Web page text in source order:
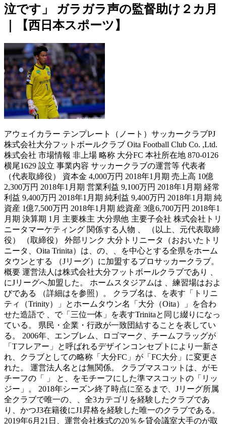
泣です」 ガラガラ声の監督助け２カ月
｜【西日本スポーツ】
アウェイカラー テンプレート（ノート）サッカークラブPJ 株式会社大分フットボールクラブ Oita Football Club Co. ,Ltd. 株式会社 市場情報 非上場 略称 大分FC 本社所在地 870-0126 横尾1629 設立 事業内容 サッカークラブの運営等 代表者 （代表取締役） 資本金 4,000万円 2018年1月期 売上高 10億2,300万円 2018年1月期 営業利益 9,100万円 2018年1月期 経常利益 9,400万円 2018年1月期 純利益 9,400万円 2018年1月期 純資産 1億7,500万円 2018年1月期 総資産 3億6,700万円 2018年1月期 決算期 1月 主要株主 大分県他 主要子会社 株式会社トリニータマーケティング 関係する人物 、 （以上、元代表取締役） （取締役） 外部リンク 大分トリニータ（おおいたトリニータ、Oita Trinita）は、の、、を中心とする全県をホームタウンとする （Jリーグ）に加盟するプロサッカークラブ。 概要 運営法人は株式会社大分フットボールクラブであり 、にJリーグへ加盟した。 ホームスタジアムは 、練習場はおよびである （詳細はを参照）。 クラブ名は、を表す「トリニティ（Trinity）」とホームタウン名「大分（Oita）」を合わせた造語で 、で「三位一体」を表すTrinitaと同じ綴りになっている。 県民・企業・行政が一致団結することを表している。 2006年、エンブレム、ロゴマーク、チームフラッグが「Tフレアー」と呼ばれるデザインコンセプトにより一新され、クラブとしての略称「大分FC」が「FC大分」に変更された。 運営法人名とは無関係。 クラブマスコットは、がモチーフの「 」 と、をモチーフにした準マスコットの「リッジー」。 2018年シーズン終了時点に至るまで、Jリーグ所属全クラブで唯一の、、全3カテゴリを経験したクラブであり、かつJ3在籍後にJ1昇格を経験した唯一のクラブである。 2019年6月21日、運営会社株式の20％を貸会議室大手のが取得して筆頭株主となり、資本・業務提携した。 歴史 Jリーグ加盟前 に任意団体「大分フットボールクラブ」として発足。 競技登録上のチーム名は「大分」または「大分FC」で、「大分トリニティ」という愛称が付けられた。 （当時は1部リーグのみ）とを連覇してに（地元で開催）で2位に入り、発足から2年で（旧JFL）へ昇格。 当初は、と韓国人監督の下、外国籍選手についても元の、などを中心としたチームだった。 1998年、ブラジル人監督の （）を招聘し、外国籍選手にを補強。 JFL最後のシーズンは6位であった。 1999年 - 2002年（J2） 1999年に運営法人となる株式会社大分フットボールクラブを設立。 1999年から発足した（J2）に初年度から参加した。 なお、「トリニティ」の名前が登録の関係で正式なチーム名として使えないため、同年より「 大分トリニータ」へ改称した。 監督に前監督のが就任。 J2初年度から昇格争いに加わるが、・とも2年連続で2位との勝ち点差1の3位で昇格を逃した。 はシーズン当初より不振で5月に石崎を監督より解任し、が後任の監督に就任。 最終節まで昇格を争うところまで持ち直したが、結局6位に終わった。 小林が続投したは、、、などのライバルチームの選手を補強し、前年作り上げた堅守速攻を武器に序盤から首位を独走。 J2優勝とJ1昇格を果たした。 また、最終節で史上初のJ2通算100勝を達成した。 J1昇格1年目となったシーズンは、の、前年得点王のなどの選手を補強した。 守備はある程度通用したものの、ロドリゴは期待されたような活躍は出来ずシーズン途中で退団。 前年チーム得点王のアンドラジーニャも得点をあげる事ができずシーズン途中にに移籍した。 その結果、ストライカーが不在となり深刻な得点力不足に陥りチームも低迷。 シーズン半ばに3年振りの復帰となるなど多くの外国人FWを補強するも得点力不足は改善されず、2ndステージは15試合で失点数はリーグ最少の16ながら、得点は7に留まった。 最終節の15位・戦は、大分勝利、引き分けの場合は大分の残留、大分負けの場合は仙台が残留と両チームのJ1残留をかけた直接対決となった。 大分サポーターは勿論、アウェイ・仙台サポーターもホーム・に多数詰め掛け、観客数は3万人を超えた。 試合は前半15分にのゴールで先制。 後半に入り仙台に同点にされたが、勝ち越しは許さず1-1の引き分けで試合終了。 年間順位14位（1stステージ14位、2ndステージ16位）でJ1に残留した。 なお、小林は成績不振の責任をとりこの年限りで辞任した。 なお、前年度のゲームキャプテンを務め、守備の要として活躍したが退団し、、などが他クラブに移籍した。 補強面では元ブラジル代表のFWを完全移籍で、から、から を期限付き移籍で獲得した他、新加入選手としてらが入団。 大分U-18から、が昇格した。 しかしドドは15試合で3得点に留まり（結局ドドは前年加入したDFパトリックと共にシーズン途中で加入した、と入れ替わりで退団）、スタートダッシュに失敗し下位に低迷。 その後一時は順位を最高8位まで上げるも、主将の怪我の影響もあり再び失速。 との最下位争いから抜け出せず、直接対決でも1-2で敗戦するなど不振が続いた為、皇甫を付で解任。 後任にはが就任した。 初采配となった戦を2-1で勝利すると、そこから6戦負け無し（5勝1分）を記録するなど勝利を積み上げ、当初に掲げていた「残り12試合で勝ち点18」の目標をわずか8試合（6勝1敗1分け、勝ち点19）で達成、目標を7位に修正するほどの急速的な復調を遂げた。 この出来事は「シャムスカマジック」と呼ばれた。 の戦に1-1で引き分けたことでJ1残留が決定。 最終順位は過去3年間で最高の11位となった。 が現役を引退した他、チーム得点王のマグノ・アウベス、主将を務めていた吉田孝行など半数近くの選手が他クラブに移籍、または戦力外となった。 補強面ではから、から元日本代表のらを獲得。 新加入選手として、が入団し、大分U-18から、が昇格。 25人という少数精鋭でシーズンに臨んだ。 序盤戦は3連敗を喫するなど黒星が先行し、一時はシーズン14位に順位を落としたが、その後は調子を上げ第11節戦から第14節戦にかけて4連勝を記録。 第16節戦から第22節戦にかけては7戦負けなしで、第21節には「この年のリーグ王者である浦和から白星をあげるなど6位に浮上。 シーズン前に掲げた目標を「8位以内」から「4位以内」に修正し10月にJ1残留を決めた。 ただその後は再び3連敗を記録するなど3勝2分7敗と失速し、最終節の戦に敗れた事でシーズン成績は8位となり賞金圏内の7位以内を逃した。 また、チーム創設以来初めて、にと、後にも招集され、梅崎と高松は公式戦にも出場を果たした。 、が退団し、が・に期限付き移籍するなど7選手が退団。 補強面では、、、ら8選手が新たに加入した。 しかし、新加入のマラニョン・宮沢が共にスタメン出場した開幕2試合が共に未勝利に終わると、その後は宮沢は翌第3節でスタメン落ち、マラニョンは後にシーズン半ばで退団となった。 その後はなど、様々な選手を起用するも第7節 戦で0-5、第8節 戦で0-4と、大量失点で負ける試合も少なくなかった。 第13節には最下位のにも1-2で敗北を喫した。 シーズン途中に（より期限付き移籍）、梅崎（グルノーブルより復帰）が加入した後も勝ち点を伸ばせず、前半戦（第18節）終了時点で自動降格圏内である17位と低迷した。 J1残留のために後半戦をと銘打ち、新潟から、元の、そして半年ぶり、3度目の加入となるエジミウソンを獲得。 その結果、後半戦はチーム状態が回復し、順調に白星を重ねるようになる。 中でも第31節は同じく残留争いをしていたとの直接対決で1-1の後半44分にの大分移籍後初得点となるゴールで逆転勝利。 第33節 戦を1-0で勝利し、J1残留を確定させた。 2008年 チームスローガン： One Heart,Big Challenge シャムスカ体制4年目。 シーズン前に、、、が他クラブに移籍するなど9選手が退団。 その穴を埋めるべくより、前のらを獲得し、大分U-18から、ら4選手が昇格した。 また、この年に大分初のクラブマスコットキャラクターとなるが誕生した。 シーズン前の練習中に家長が全治6か月の大ケガを負ったが、その代役に抜擢された2年目のが活躍。 ・・の3バックラインとエジミウソン・ホベルトのボランチコンビ、そしてGKとの連携は成熟されリーグトップレベルの堅守を見せた（の「」とクラブマスコットであるカメのニータンを掛け合わせ「 カメナチオ」と呼称 ）。 その堅守を武器にでは、予選GLを2位でクラブ初の突破を果たすと、決勝トーナメントはそのままの勢いで、を破り、決勝・戦もとウェズレイのゴールで2-0のスコアで勝利し、優勝を果たした（クラブ初そして九州のチーム初のタイトル）。 一方、リーグ戦も終盤まで優勝争いに加わり、チーム歴代最高の4位・勝点56でシーズンを終えた。 総失点数はJ1過去最少の24失点（1試合平均0. 706点）となった。 また、ホームゲーム6連勝やホームゲーム13試合連続不敗を記録するなどホームである（当時）で圧倒的な相性の良さをみせた。 ただ、得点数は伸び悩みリーグ戦で3得点以上を記録した試合は僅か2試合に終わり、リーグワースト2位の33得点（1試合平均0. 971点）となった。 2009年 チームスローガン： One Heart,Big Challenge シャムスカ体制5年目。 からが期限付き移籍で加入し、と、が期限付き移籍より復帰。 一方で期限付き移籍で加入していた等が退団した。 シーズン開幕前に開催されたにナビスコカップ優勝チームとして出場し3位となる。 リーグ戦では、チーム始動が遅くフィジカルトレーニングが十分に行えなかったことや 、九州石油ドームの芝の張り替えに失敗し芝の状態が不安定だった影響による怪我や累積警告で、多くの主力選手の欠場が相次ぎ最下位に低迷。 5月23日の戦で敗戦を喫したことで10連敗となり、延長戦が廃止された2003年以降のJ1では、2007年の横浜FCの9連敗を抜いてワースト記録となった。 その後は連敗数は14まで続き、1勝1分15敗（勝ち点 4）の最下位でシーズンを折り返した。 このため、7月14日に成績不振によりシャムスカを解任。 後任に元広島コーチのが就任した。 同月18日の第18節・戦ではポポヴィッチの役員登録が完了するまでの処置として強化部のが暫定監督を務め、1-0で浦和に勝利。 これで連敗を14で止め、3月21日の第3節・戦以来の勝ち点、3月14日の第2節・戦以来の勝ち星をあげた。 その後9月13日の戦からシーズン終了まで10戦負けなし、またこれまでリーグ戦未勝利だったにも初勝利をあげるなど復調を遂げたが、前半戦の成績が響き残留圏内まで浮上するには至らず、第30節の京都戦（勝利が残留の）に引き分けた事でリーグ戦4試合を残し8シーズンぶりのJ2降格が決定した。 一方、連覇を懸け望んだは無敗であったものの、1勝5分と勝ち点3を積み上げる事ができず予選敗退となった。 また8月5日にはが開催され、王者・と対戦し、1-2で敗れた。 強化運営費も例外ではなく、監督のポポヴィッチをはじめ、、、など主力を中心にチームの半数近くの選手・スタッフを放出。 監督には前副社長のが2005年以来5年ぶりに就任。 補強はユース・大卒選手を3人獲得、更に現役であった、ベテランDFのの二人の韓国人選手を期限付き移籍で獲得、また一度は戦力外となった選手の再契約などで選手の人数を補った。 しかし、監督の皇甫の年俸が経営危機の中であるにも関わらず高額である事、本年契約する見込みだったの契約解除に伴う高額な違約金負担（しかし、これは彼の移籍先である仙台に一部を負担させたと見られている）と、財政運営の見込みが甘かった（中期決算発表で黒字化の見込みと出していた）ことにより運営資金のショートが翌年の1月中に発生してしまう事態に陥った。 県の緊急融資でなんとか乗り切るが、財政が芳しくない大分県からの融資には県民からの批判の声が挙がった。 開幕当初こそキムの5試合6得点という活躍もあり上位につけていたが、からの戦で12試合ぶりの勝利を挙げるまで約3か月間勝ち星無し。 その後17試合で4勝にとどまり、J2過去最低 当時 の15位に終わった。 また、この年限りで皇甫が監督を退任した。 、韓国代表メンバー23人にキム・ボギョンが選出された。 大分に在籍する選手がワールドカップの代表メンバーに選出されるのは史上初であった。 オフにキム・ボギョンがレンタル元のに復帰、更に前年から続く経営危機の影響で、、そしてがJ1クラブに完全移籍し、高松がに期限付き移籍した。 補強はから大卒1年目のと、からなどの若手選手を獲得した。 また・元COOの竹内孝規と1年間のクラブアドバイザー契約を締結した。 シーズン途中からフォーメーションを3-4-3に変更し、FWのやがサイドで起用されたり、DFのがFW、ボランチのがCBで起用されたりと多くの選手を様々なポジションにコンバートさせリーグを戦った。 また、やがそれぞれ自己最高の成績を残すなど若手が台頭。 なお、J2シーズン成績は12位。 天皇杯は3回戦で敗退した。 昨シーズンクラブの主軸として活躍した前田、姜がJ1クラブに移籍したものの、森島、土岐田らその他の主力選手の引き止めには成功し流出を少数にとどめた。 補強では、から元日本代表のを獲得し、にレンタル移籍していた高松が復帰した。 後はより3人の若手選手をレンタル加入させるなど前年と同じく多くの若手選手を獲得した。 また、5月、「J1昇格支援募金」を開始した（後述）。 開幕戦は2007年以来のホームスタジアムでの開催となった。 リーグ戦では第21節、アウェイでを破り、初勝利を挙げ同時に6年ぶりの4連勝を達成した。 第23節に首位に立ったものの自動昇格となる2位以内に入ったのはその1節のみだった。 とはいえ、3連敗以上の連敗をしないなどシーズンを通じて安定した戦いを見せ、第18節以降圏内である6位以内を最終節までキープした（最終順位は6位）。 J1ライセンス交付の条件とされていた、後述の「」からの融資残額3億円についても、5月下旬から一般市民や地元政財界に支援を募り、集まった寄付金・支援金計3億3,306万1,323円から返済期限とされた10月12日までに完済したため 、PO進出が決まった。 11月18日のPO準決勝はに森島が4ゴールを決めて4-0で、11月23日のPO決勝は千葉にのゴールで1-0で勝利を収めて、2009年以来4年ぶりのJ1復帰を果たした。 天皇杯は初戦（2回戦）でに敗退。 リーグ戦チーム最多タイの14得点のとがからの期限付き移籍期間満了により退団し、他にも、等がチームを離れた。 一方、補強ではより元日本代表の、より2009年以来の復帰となるを獲得。 その他にも、、と30代手前～前半の年齢の選手を中心に、合わせて9選手が加入した。 また、シーズン途中に今季加入の、小松を他クラブに期限付き移籍で放出。 北京五輪日本代表であったをから期限付き移籍で獲得した。 J1リーグ戦は第8節終了時以降最下位から抜け出せなかった。 公式戦の勝利は5月18日のJ1第12節アウェー戦、5月22日のBグループ第7節アウェー戦、9月8日のの戦、10月19日のJ1第29節アウェー戦の4試合のみであった。 10月5日の第28節戦に0-2で敗れ、リーグ戦6試合を残し1年でのJ2降格が決定した。 更にシーズン最後のホームゲームとなる第33節・戦に0-1で敗れた事でリーグ戦ホームゲームの戦績が4分13敗となり、Jリーグ史上初のシーズン中ホームゲーム未勝利（でも1分2敗だったためJリーグのチーム相手の公式戦総計は5分15敗）となった。 結局終わってみれば上記の記録に加え、勝利数がJ1リーグ最低新の2（過去の最低記録は2010年の3勝）、勝点もJ1リーグ最低タイ記録の14（2012年と同点）を記録した。 はクラブ史上最高成績となるベスト8の成績を残した。 2013年のチーム内得点王であったがに、正GKを主に努めたが古巣・にそれぞれ完全移籍。 主将・は契約満了に伴いに移籍。 その他には、など計16人が退団した。 補強面ではから、C大阪から、からをいずれも完全移籍で、鳥栖からとクラブ初の人となる、から、から、からをいずれも期限付き移籍で獲得。 更に新人としてからが加入した。 また、前年から期限付き移籍中のの期限付き移籍期間を1年間延長し、2014年新体制発表時点での選手数は25人となった。 チーム創立から20周年の節目のシーズンになる事に併せ 、の戦は20周年記念試合と銘打ち開催された（詳細についてはを参照）。 アウェーで迎えた開幕戦はに1-2で敗北したが、ホーム開幕戦となる第2節でに1-0で勝利し、昨シーズンから続いたリーグ戦ホームゲーム未勝利記録を17でストップさせた。 その後は極端に調子を崩すことは無かったものの順位を3位以上に付けることができず、J1昇格プレーオフの枠を、千葉、北九州（クラブライセンスの関係によりプレーオフ出場権無し）、らと争う形となった。 その後シーズン途中でから加入した（11月に膝の手術のため退団）、（シーズン前半はに期限付き移籍）から期限付き移籍で加入した、ラドンチッチとほぼ入れ替わりで加入したの活躍もあって39節終了時点でプレーオフ圏内の6位につけるも、第40節の水戸戦で逆転負けを喫し7位に後退。 その後最終節・戦に敗北した事で最終順位が7位で確定。 2年振りのJ1昇格プレーオフ進出を果たす事はできなかった。 またこの年開催されたでは、大分U-18に在籍しとしてトップチームに登録されていたが、名古屋のと共にトレーニングパートナーとしてに直前合宿から大会終了まで帯同した。 伊藤が岡山に、末吉が古巣・に移籍。 そして林は移籍期間満了に伴いFC東京に復帰した。 また、キャプテンを務めた高木が契約満了となり岐阜に移籍した。 その他8人の選手が退団し合計12選手が大分を去った。 一方補強面ではブラジル人の、東ティモール国籍を有する、更にはから、そしてからが3年振りに復帰するなど前線の選手を多く補強した。 また伊藤、末吉等が去った中盤の穴埋めとして千葉からが加入。 その他にも8選手が加入し、大分に加入後即に期限付き移籍となった（3月にアルメイダと入れ替わりで復帰）を含め併せて14選手が加入した。 キャプテンには2004年の以来、11年ぶりの外国籍選手キャプテンとなるダニエルが就任した。 しかしシーズンが始まると戦術の浸透の失敗や、新加入選手が機能せず前述の末吉・伊藤・林らの穴を埋めきれなかった影響で開幕から低迷。 第16節終了時点で2勝5分9敗の最下位に留まった事で、に監督・田坂を解任。 当初は外部から後任監督を招聘する予定であったが交渉が不発に終わり、最終的には強化育成部長で監督代行も務めていたが7月2日より監督に就任することとなった。 当月は戦での15試合ぶりの白星を含む3勝と復調の兆しを見せたが勢いを持続させることはできず、また、らの途中補強も実らず降格圏から脱出するまでには至らなかった。 最後は4連敗を喫するなど不安定なチーム状況のまま21位でリーグ戦を終え、に出場する事となった。 入れ替え戦はJ3・2位のに2戦とも敗れ（トータルスコアは1-3）、J1経験クラブとして初の降格となった。 シーズン終了後に柳田が監督を退任した。 チームスローガン： 原点回帰 RETURN TO THE ORIGIN 新監督として、でヘッドコーチを務めていたが就任。 クラブ初の「大分トリニータ」在籍経験者の監督就任となった。 またコーチメンバーにも、（U-18監督より配置転換）が新たに加入し、留任したGKコーチ・を含め全員が大分トリニータOBとなった。 他クラブに期限付き移籍中の選手を含め全選手に対して契約延長のオファーを出したが、チーム得点王であったをはじめとして、昨シーズン先発出場機会の多かった、、、、等が他J1・J2クラブに移籍。 また、が同ディビジョンとなるJ3・に移籍。 他クラブに期限付き移籍中であった風間・岡本も期限付き移籍先に完全移籍する等、退団選手は計13人となった。 補強面では、元日本代表・をから獲得。 他には、、（4月1日契約解除 ）、、更には若手選手を3人期限付き移籍で獲得。 そしてユースから3選手が昇格した。 また昨シーズン限りで退任したの後任として、新社長にが就任。 強化育成部長には昨シーズン途中から代理で努めていたが就任した。 未明にの影響により、に大分銀行ドームで開催予定であったJ3第5節・戦は中止とされていたが 、のちに振り替え試合としてに行われた。 開幕3連勝を記録し、同節終了時には首位に浮上するも、第4節でに敗れ首位を明け渡す。 その後は得点力不足に陥り勝ち星を伸ばすことができなくなり、同節から4試合未勝利（1分3敗、上記の通り第5節は延期）で、第8節終了時には一旦10位まで順位を下げた。 第15節では最下位・に敗戦を喫し、前半戦を昇格圏外となる3位で折り返した。 そして第19節には9連勝中の首位・に敗戦を喫し首位との勝ち点差が9に広がった。 しかしその後、シーズン途中に加入したらの活躍や、失点リスクを抑えた相手対策重視の戦法に切り替えたこと により、第28節終了時までで7勝1分1敗という追い上げを見せ栃木を追走。 ホーム最終戦となった第29節・YS横浜戦にて大分が勝利し、栃木が敗北した為、栃木と勝点で並び得失点差で第3節以来の首位に立った。 そして最終節の戦を4-2で勝利し、最終5節を5連勝で終えJ3リーグ優勝、1年でのJ2リーグ復帰を果たした。 また、このシーズンを以ての入団以降、へ期限付き移籍したを除いて大分でプレーし、長年に渡り中心選手として活躍したが現役を引退した。 現役最後の試合となったホーム・で開催されたYS横浜戦には、J3記録（当時）となる11,065人の観衆が詰めかけた。 また年間の観客数が116,563人とJ3創設3年目にして初めて年間10万人を突破したクラブとなり、1試合平均も7,771人で史上最多記録を大幅に更新した。 2017年 - 2018年（J2） 2017年 チームスローガン： 初志貫徹 Just for Victory 片野坂体制2年目。 前述したの引退をはじめ、がに移籍、J3優勝に貢献したら4人が期限付き移籍期間満了、2015年にキャプテンを務めた、ら5人が契約満了で合計11名がチームを去った。 またがのにとなった。 補強面では、2種登録時代を含め2007年から6年間在籍していた、2014年に期限付き移籍で加入していた、大分アカデミー出身のというクラブに縁のある選手をはじめ、、、が完全移籍で加入。 また、、が期限付き移籍で加入し、昨シーズン期限付き移籍で大分に在籍した、が完全移籍に移行。 そして大分U-18から、大分U-18出身のがより加入した。 シーズン途中にはがのに期限付き移籍した一方で、からが加入するなど、3選手が加入した。 リーグ戦に入ると、開幕戦・A戦を2-1で勝利。 更に第9節・A戦では1-0、第13節・H戦では4-1のスコアで勝利を収め昨年のJ1在籍チーム全てから勝ち点3をあげた。 前半戦終了時には9勝5分6敗の勝点32の9位につけた。 後半戦に入ると、第26節終了時には6位と勝点で並ぶ7位にまで浮上。 続く3試合で1分2敗とし12位まで順位が低下したが、その後再び盛り返し、第38節終了時には8位ながら6位のと勝点差1まで迫った。 続く2試合で1分1敗、そして第41節で